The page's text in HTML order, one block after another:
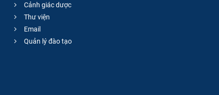
Cảnh giác dược
Thư viện
Email
Quản lý đào tạo